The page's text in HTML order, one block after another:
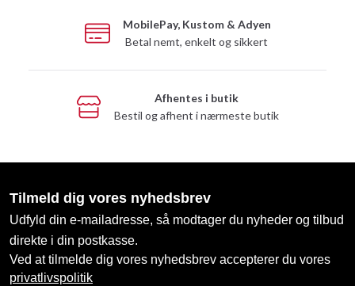
MobilePay, Kustom & Adyen
Betal nemt, enkelt og sikkert
Afhentes i butik
Bestil og afhent i nærmeste butik
Tilmeld dig vores nyhedsbrev
Udfyld din e-mailadresse, så modtager du nyheder og tilbud
direkte i din postkasse.
Ved at tilmelde dig vores nyhedsbrev accepterer du vores
privatlivspolitik